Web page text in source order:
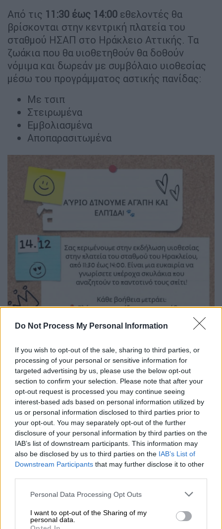
Do Not Process My Personal Information
If you wish to opt-out of the sale, sharing to third parties, or
processing of your personal or sensitive information for
targeted advertising by us, please use the below opt-out
section to confirm your selection. Please note that after your
opt-out request is processed you may continue seeing
interest-based ads based on personal information utilized by
us or personal information disclosed to third parties prior to
your opt-out. You may separately opt-out of the further
disclosure of your personal information by third parties on the
IAB’s list of downstream participants. This information may
also be disclosed by us to third parties on the IAB’s List of
Downstream Participants that may further disclose it to other
Please note that this website/app uses one or more Google
not limited to your visit or usage behaviour. You may click to
grant or deny consent to Google and its third-party tags to
Personal Data Processing Opt Outs
I want to opt-out of the Sharing of my
personal data.
Από τις 11:30 έως 14:00 εθελοντές θα
βρίσκονται στην κεντρική πλατεία του
σταθμού ΗΣΑΠ στο Ηράκλειο Αττικής. Τα
ζωάκια που θα υιοθετηθούν θα δοθούν
νόμιμα και δωρεάν με συμβόλαιο υιοθεσίας
μέσω του προγράμματος αστικής πανίδας:
Με τσιπ
Στειρωμένα
Εμβολιασμένα
Αποπαρασιτωμένα
Ημέρα Υιοθεσίας - «Επαφή»
Αν δεν καταφέρετε να παραβρεθείτε στην
εκδήλωση και ενδιαφέρεστε να υιοθετήσετε
κάποιο από τα ζωάκια επικοινωνήστε στο
μήνυμα στο messenger του σωματείου.